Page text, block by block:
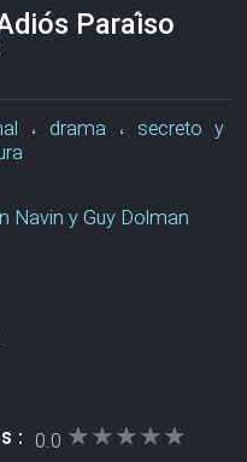
Paraíso
، drama ، secreto y
Navin y Guy Dolman
: 0.0 ★★★★★
★★★★★